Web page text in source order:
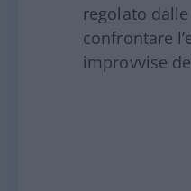
regolato
confrontare
improvvise